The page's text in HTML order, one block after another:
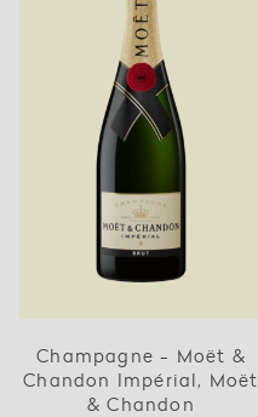
Champagne - Moët &
Chandon Impérial, Moët
& Chandon